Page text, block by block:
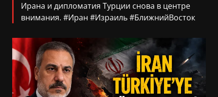
Ирана и дипломатия Турции снова в центре
внимания. #Иран #Израиль #БлижнийВосток